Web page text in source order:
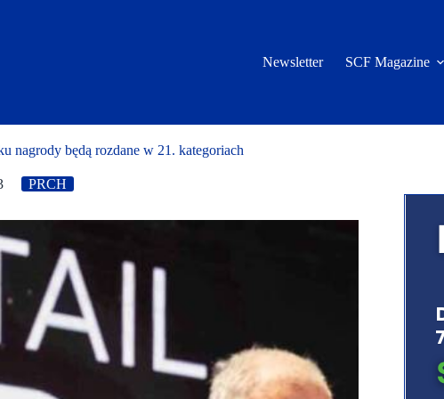
Newsletter SCF Magazine
nagrody będą rozdane w 21. kategoriach
PRCH